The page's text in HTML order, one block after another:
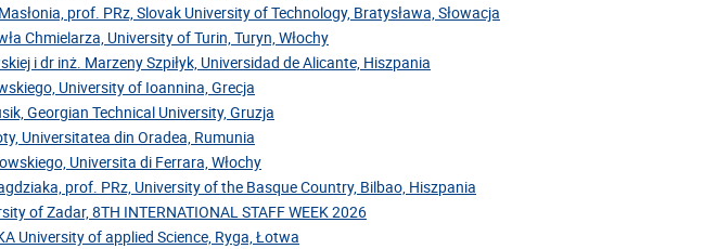
prof. PRz, Slovak University of Technology, Bratysława, Słowacja
Chmielarza, University of Turin, Turyn, Włochy
i dr inż. Marzeny Szpiłyk, Universidad de Alicante, Hiszpania
University of Ioannina, Grecja
Georgian Technical University, Gruzja
Universitatea din Oradea, Rumunia
Universita di Ferrara, Włochy
prof. PRz, University of the Basque Country, Bilbao, Hiszpania
of Zadar, 8TH INTERNATIONAL STAFF WEEK 2026
University of applied Science, Ryga, Łotwa